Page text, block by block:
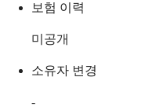
보험 이력
미공개
소유자 변경
-